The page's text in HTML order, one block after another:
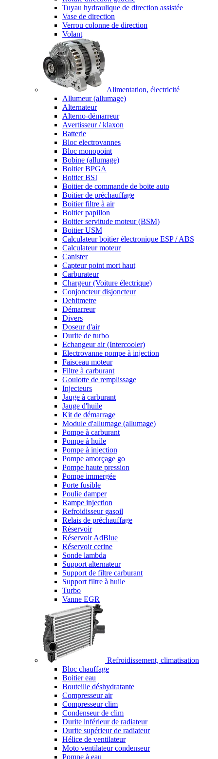
Tuyau hydraulique de direction assistée
Vase de direction
Verrou colonne de direction
Volant
Alimentation, électricité
Allumeur (allumage)
Alternateur
Alterno-démarreur
Avertisseur / klaxon
Batterie
Bloc electrovannes
Bloc monopoint
Bobine (allumage)
Boitier BPGA
Boitier BSI
Boitier de commande de boite auto
Boitier de préchauffage
Boitier filtre à air
Boitier papillon
Boitier servitude moteur (BSM)
Boitier USM
Calculateur boitier électronique ESP / ABS
Calculateur moteur
Canister
Capteur point mort haut
Carburateur
Chargeur (Voiture électrique)
Conjoncteur disjoncteur
Debitmetre
Démarreur
Divers
Doseur d'air
Durite de turbo
Echangeur air (Intercooler)
Electrovanne pompe à injection
Faisceau moteur
Filtre à carburant
Goulotte de remplissage
Injecteurs
Jauge à carburant
Jauge d'huile
Kit de démarrage
Module d'allumage (allumage)
Pompe à carburant
Pompe à huile
Pompe à injection
Pompe amorçage go
Pompe haute pression
Pompe immergée
Porte fusible
Poulie damper
Rampe injection
Refroidisseur gasoil
Relais de préchauffage
Réservoir
Réservoir AdBlue
Réservoir cerine
Sonde lambda
Support alternateur
Support de filtre carburant
Support filtre à huile
Turbo
Vanne EGR
Refroidissement, climatisation
Bloc chauffage
Boitier eau
Bouteille déshydratante
Compresseur air
Compresseur clim
Condenseur de clim
Durite inférieur de radiateur
Durite supérieur de radiateur
Hélice de ventilateur
Moto ventilateur condenseur
Pompe à eau